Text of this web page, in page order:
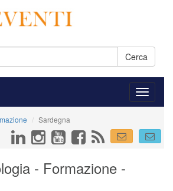
Cerca
Sardegna
- Formazione -